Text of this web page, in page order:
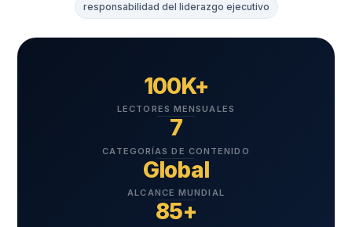
responsabilidad del liderazgo ejecutivo
100K+
LECTORES MENSUALES
7
CATEGORÍAS DE CONTENIDO
Global
ALCANCE MUNDIAL
85+